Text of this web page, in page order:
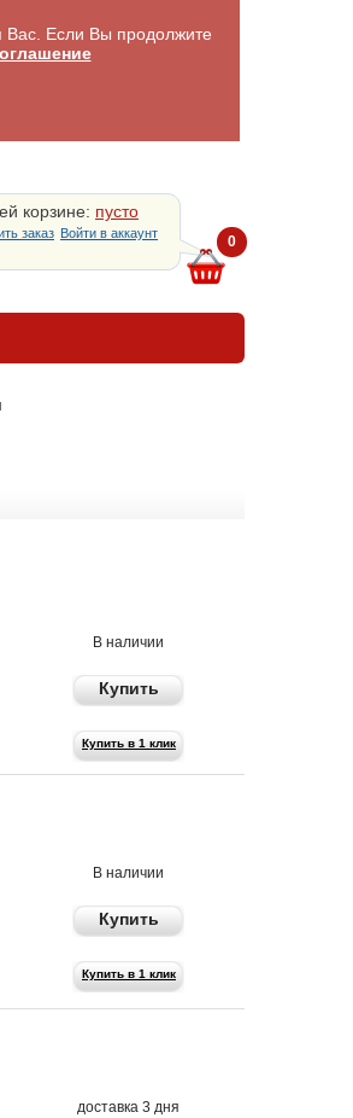
Вас. Если Вы продолжите
корзине: пусто
заказ Войти в аккаунт 0
В наличии
Купить
Купить в 1 клик
В наличии
Купить
Купить в 1 клик
доставка 3 дня